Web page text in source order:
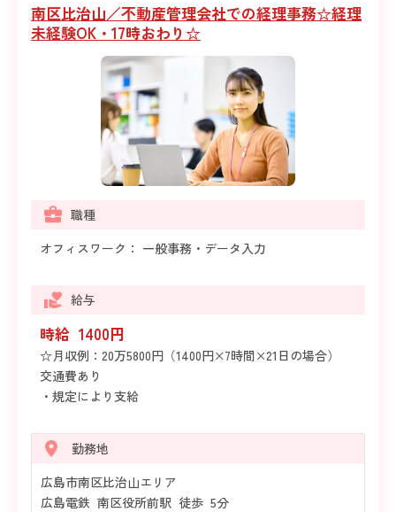
南区比治山／不動産管理会社での経理事務☆経理
未経験OK・17時おわり☆
職種
オフィスワーク： 一般事務・データ入力
給与
時給 1400円
☆月収例：20万5800円（1400円×7時間×21日の場合）
交通費あり
・規定により支給
勤務地
広島市南区比治山エリア
広島電鉄 南区役所前駅 徒歩 5分